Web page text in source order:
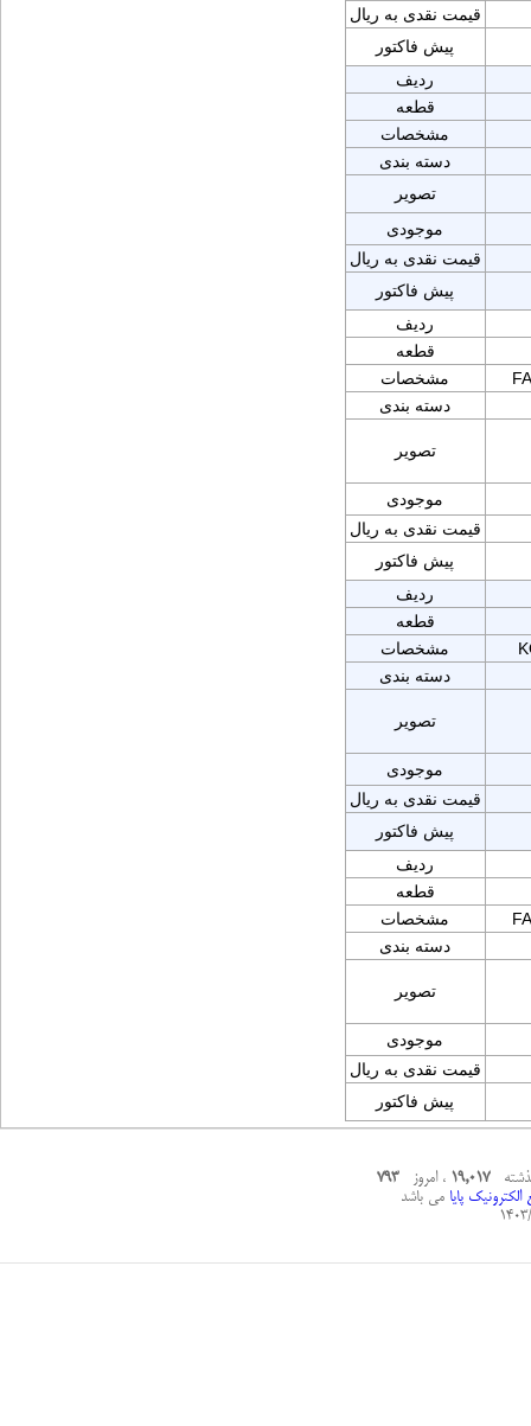
قیمت نقدی به ریال
پیش فاکتور
ردیف
قطعه
مشخصات
دسته بندی
تصویر
موجودی
قیمت نقدی به ریال
پیش فاکتور
ردیف
قطعه
مشخصات
دسته بندی
تصویر
موجودی
قیمت نقدی به ریال
پیش فاکتور
ردیف
قطعه
مشخصات
دسته بندی
تصویر
موجودی
قیمت نقدی به ریال
پیش فاکتور
ردیف
قطعه
مشخصات
دسته بندی
تصویر
موجودی
قیمت نقدی به ریال
پیش فاکتور
19,017 ، امروز793
الکترونیک پایامی باشد